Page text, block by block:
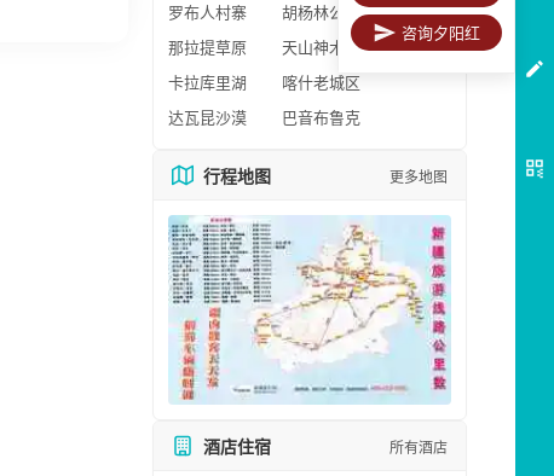
罗布人村寨
胡杨林公园
那拉提草原
天山神木园
卡拉库里湖
喀什老城区
达瓦昆沙漠
巴音布鲁克
行程地图 更多地图
酒店住宿 所有酒店
咨询夕阳红